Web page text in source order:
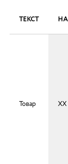
ТЕКСТ
Товар XX